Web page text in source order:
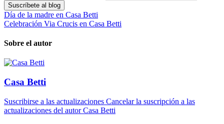
Suscríbete al blog
Día de la madre en Casa Betti
Celebración Via Crucis en Casa Betti
Sobre el autor
Casa Betti
Suscribirse a las actualizaciones Cancelar la suscripción a las
actualizaciones del autor Casa Betti